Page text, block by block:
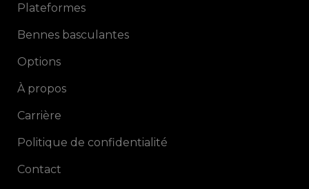
Plateformes
Bennes basculantes
Options
À propos
Carrière
Politique de confidentialité
Contact